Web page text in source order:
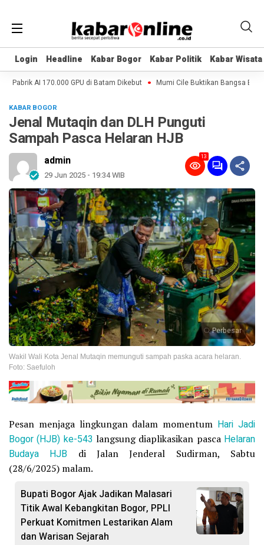
Login Headline Kabar Bogor Kabar Politik Kabar Wisata
Login Headline Kabar Bogor Kabar Politik Kabar Wisata
AI 170.000 GPU di Batam Dikebut Mumi Cile Buktikan Bangsa Eropa
KABAR BOGOR
Jenal Mutaqin dan DLH Punguti
Sampah Pasca Helaran HJB
admin
29 Jun 2025 - 19:34 WIB
13
Perbesar
Wakil Wali Kota Jenal Mutaqin memunguti sampah paska acara helaran.
Foto: Saefuloh
Pesan menjaga lingkungan dalam momentum Hari Jadi
Bogor (HJB) ke-543 langsung diaplikasikan pasca Helaran
Budaya HJB di Jalan Jenderal Sudirman, Sabtu
(28/6/2025) malam.
Bupati Bogor Ajak Jadikan Malasari
Titik Awal Kebangkitan Bogor, PPLI
Perkuat Komitmen Lestarikan Alam
dan Warisan Sejarah